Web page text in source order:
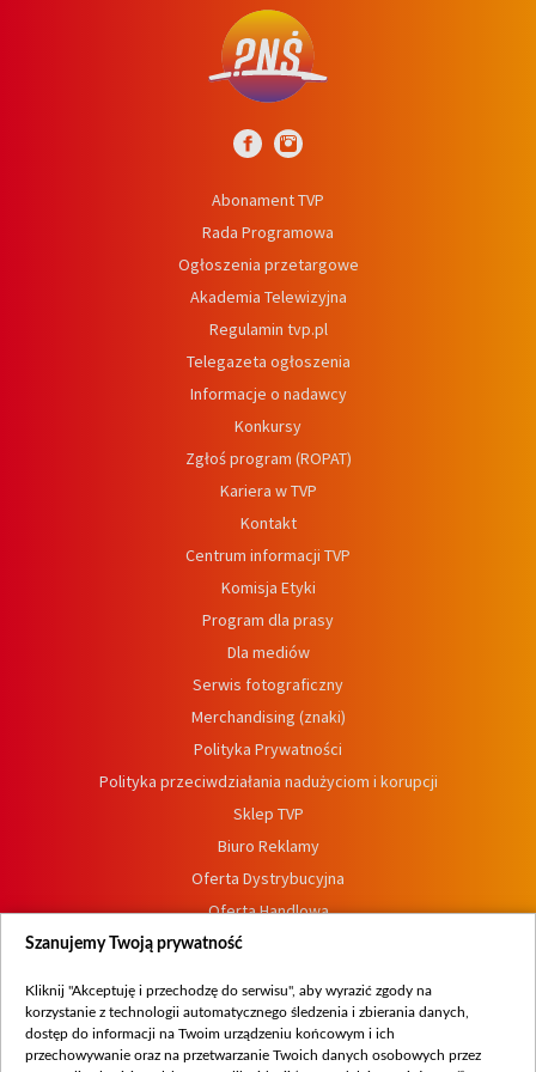
Abonament TVP
Rada Programowa
Ogłoszenia przetargowe
Akademia Telewizyjna
Regulamin tvp.pl
Telegazeta ogłoszenia
Informacje o nadawcy
Konkursy
Zgłoś program (ROPAT)
Kariera w TVP
Kontakt
Centrum informacji TVP
Komisja Etyki
Program dla prasy
Dla mediów
Serwis fotograficzny
Merchandising (znaki)
Polityka Prywatności
Polityka przeciwdziałania nadużyciom i korupcji
Sklep TVP
Biuro Reklamy
Oferta Dystrybucyjna
Oferta Handlowa
Dostępność
Procedura zgłoszeń wewnętrznych
Szanujemy Twoją prywatność
Kliknij "Akceptuję i przechodzę do serwisu", aby wyrazić zgody na
korzystanie z technologii automatycznego śledzenia i zbierania danych,
dostęp do informacji na Twoim urządzeniu końcowym i ich
przechowywanie oraz na przetwarzanie Twoich danych osobowych przez